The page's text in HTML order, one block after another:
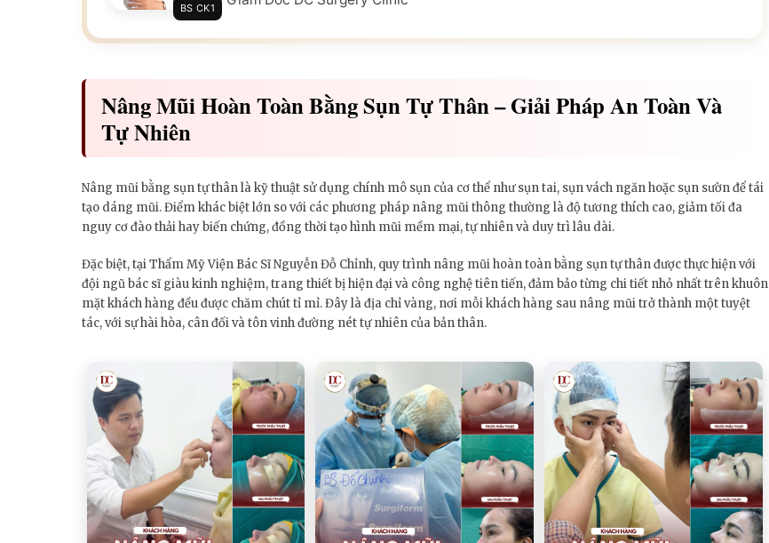
BS CK1
Nâng Mũi Hoàn Toàn Bằng Sụn Tự Thân – Giải Pháp An Toàn Và
Tự Nhiên
Nâng mũi bằng sụn tự thân là kỹ thuật sử dụng chính mô sụn của cơ thể như sụn tai, sụn vách ngăn hoặc sụn sườn để tái
tạo dáng mũi. Điểm khác biệt lớn so với các phương pháp nâng mũi thông thường là độ tương thích cao, giảm tối đa
nguy cơ đào thải hay biến chứng, đồng thời tạo hình mũi mềm mại, tự nhiên và duy trì lâu dài.
Đặc biệt, tại Thẩm Mỹ Viện Bác Sĩ Nguyễn Đỗ Chỉnh, quy trình nâng mũi hoàn toàn bằng sụn tự thân được thực hiện với
đội ngũ bác sĩ giàu kinh nghiệm, trang thiết bị hiện đại và công nghệ tiên tiến, đảm bảo từng chi tiết nhỏ nhất trên khuôn
mặt khách hàng đều được chăm chút tỉ mỉ. Đây là địa chỉ vàng, nơi mỗi khách hàng sau nâng mũi trở thành một tuyệt
tác, với sự hài hòa, cân đối và tôn vinh đường nét tự nhiên của bản thân.